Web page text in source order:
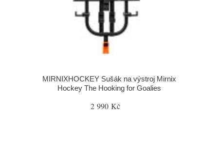
MIRNIXHOCKEY Sušák na výstroj Mirnix
Hockey The Hooking for Goalies
2 990 Kč